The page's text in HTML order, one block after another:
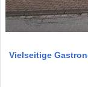
Vielseitige